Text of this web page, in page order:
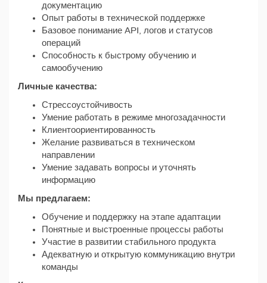
документацию
Опыт работы в технической поддержке
Базовое понимание API, логов и статусов
операций
Способность к быстрому обучению и
самообучению
Личные качества:
Стрессоустойчивость
Умение работать в режиме многозадачности
Клиентоориентированность
Желание развиваться в техническом
направлении
Умение задавать вопросы и уточнять
информацию
Мы предлагаем:
Обучение и поддержку на этапе адаптации
Понятные и выстроенные процессы работы
Участие в развитии стабильного продукта
Адекватную и открытую коммуникацию внутри
команды